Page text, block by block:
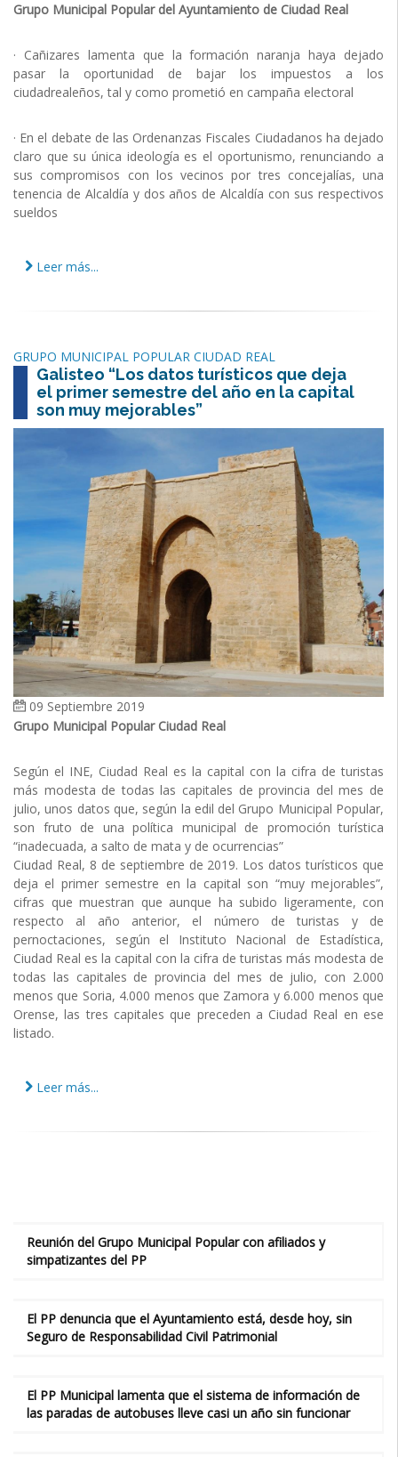
Grupo Municipal Popular del Ayuntamiento de Ciudad Real
· Cañizares lamenta que la formación naranja haya dejado
pasar la oportunidad de bajar los impuestos a los
ciudadrealeños, tal y como prometió en campaña electoral
· En el debate de las Ordenanzas Fiscales Ciudadanos ha dejado
claro que su única ideología es el oportunismo, renunciando a
sus compromisos con los vecinos por tres concejalías, una
tenencia de Alcaldía y dos años de Alcaldía con sus respectivos
sueldos
Leer más...
GRUPO MUNICIPAL POPULAR CIUDAD REAL
Galisteo “Los datos turísticos que deja
el primer semestre del año en la capital
son muy mejorables”
09 Septiembre 2019
Grupo Municipal Popular Ciudad Real
Según el INE, Ciudad Real es la capital con la cifra de turistas
más modesta de todas las capitales de provincia del mes de
julio, unos datos que, según la edil del Grupo Municipal Popular,
son fruto de una política municipal de promoción turística
“inadecuada, a salto de mata y de ocurrencias”
Ciudad Real, 8 de septiembre de 2019. Los datos turísticos que
deja el primer semestre en la capital son “muy mejorables”,
cifras que muestran que aunque ha subido ligeramente, con
respecto al año anterior, el número de turistas y de
pernoctaciones, según el Instituto Nacional de Estadística,
Ciudad Real es la capital con la cifra de turistas más modesta de
todas las capitales de provincia del mes de julio, con 2.000
menos que Soria, 4.000 menos que Zamora y 6.000 menos que
Orense, las tres capitales que preceden a Ciudad Real en ese
listado.
Leer más...
Reunión del Grupo Municipal Popular con afiliados y
simpatizantes del PP
El PP denuncia que el Ayuntamiento está, desde hoy, sin
Seguro de Responsabilidad Civil Patrimonial
El PP Municipal lamenta que el sistema de información de
las paradas de autobuses lleve casi un año sin funcionar